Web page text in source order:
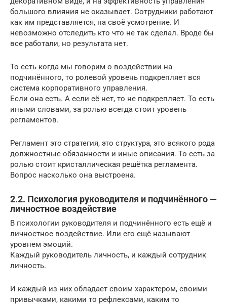
большого влияния не оказывает. Сотрудники работают
как им представляется, на своё усмотрение. И
невозможно отследить кто что не так сделал. Вроде бы
все работали, но результата нет.
То есть когда мы говорим о воздействии на
подчинённого, то ролевой уровень подкрепляет вся
система корпоративного управления.
Если она есть. А если её нет, то не подкрепляет. То есть
иными словами, за ролью всегда стоит уровень
регламентов.
Регламент это стратегия, это структура, это всякого рода
должностные обязанности и иные описания. То есть за
ролью стоит кристаллическая решётка регламента.
Вопрос насколько она выстроена.
2.2. Психология руководителя и подчинённого —
личностное воздействие
В психологии руководителя и подчинённого есть ещё и
личностное воздействие. Или его ещё называют
уровнем эмоций.
Каждый руководитель личность, и каждый сотрудник
личность.
И каждый из них обладает своим характером, своими
привычками, какими то рефлексами, каким то